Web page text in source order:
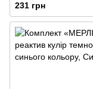
231 грн